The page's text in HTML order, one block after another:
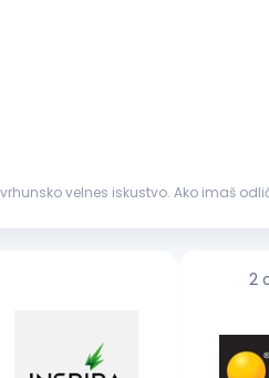
velnes iskustvo. Ako imaš
2